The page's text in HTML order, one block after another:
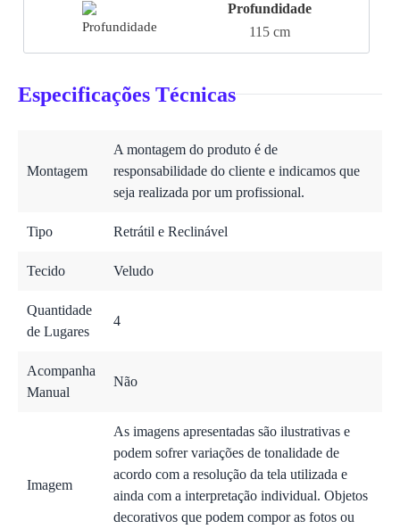
Profundidade
115 cm
Especificações Técnicas
Montagem
A montagem do produto é de
responsabilidade do cliente e indicamos que
seja realizada por um profissional.
Tipo Retrátil e Reclinável
Tecido Veludo
Quantidade
de Lugares
4
Acompanha
Manual
Não
Imagem
As imagens apresentadas são ilustrativas e
podem sofrer variações de tonalidade de
acordo com a resolução da tela utilizada e
ainda com a interpretação individual. Objetos
decorativos que podem compor as fotos ou